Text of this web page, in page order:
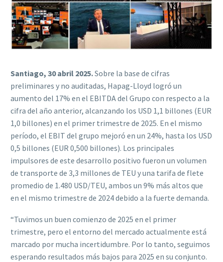
Santiago, 30 abril 2025.Sobre la base de cifras
preliminares y no auditadas, Hapag-Lloyd logró un
aumento del 17% en el EBITDA del Grupo con respecto a la
cifra del año anterior, alcanzando los USD 1,1 billones (EUR
1,0 billones) en el primer trimestre de 2025. En el mismo
período, el EBIT del grupo mejoró en un 24%, hasta los USD
0,5 billones (EUR 0,500 billones). Los principales
impulsores de este desarrollo positivo fueron un volumen
de transporte de 3,3 millones de TEU y una tarifa de flete
promedio de 1.480 USD/TEU, ambos un 9% más altos que
en el mismo trimestre de 2024 debido a la fuerte demanda.
“Tuvimos un buen comienzo de 2025 en el primer
trimestre, pero el entorno del mercado actualmente está
marcado por mucha incertidumbre. Por lo tanto, seguimos
esperando resultados más bajos para 2025 en su conjunto.